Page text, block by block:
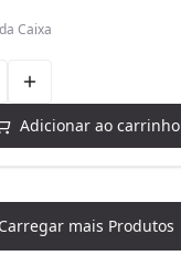
Caixa
Adicionar ao carrinho
Carregar mais Produtos